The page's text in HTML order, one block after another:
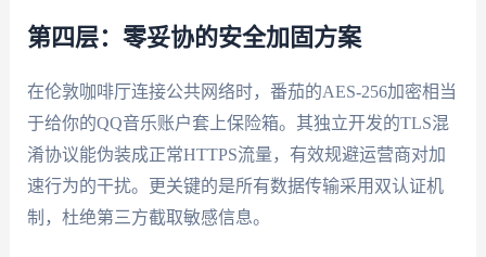
第四层：零妥协的安全加固方案
在伦敦咖啡厅连接公共网络时，番茄的AES-256加密相当
于给你的QQ音乐账户套上保险箱。其独立开发的TLS混
淆协议能伪装成正常HTTPS流量，有效规避运营商对加
速行为的干扰。更关键的是所有数据传输采用双认证机
制，杜绝第三方截取敏感信息。